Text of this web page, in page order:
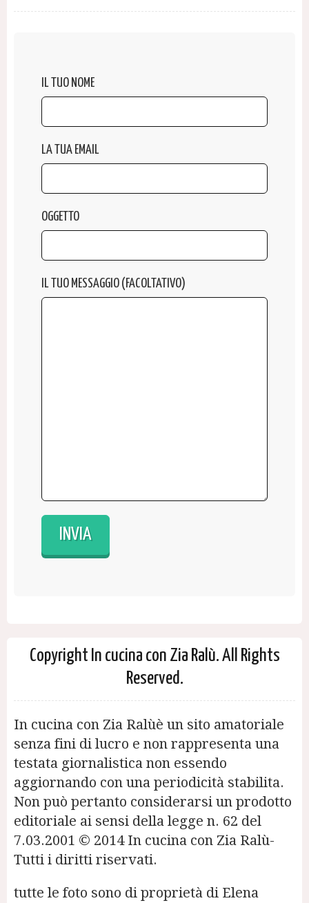
IL TUO NOME
LA TUA EMAIL
OGGETTO
IL TUO MESSAGGIO (FACOLTATIVO)
Copyright In cucina con Zia Ralù. All Rights
Reserved.
In cucina con Zia Ralùè un sito amatoriale
senza fini di lucro e non rappresenta una
testata giornalistica non essendo
aggiornando con una periodicità stabilita.
Non può pertanto considerarsi un prodotto
editoriale ai sensi della legge n. 62 del
7.03.2001 © 2014 In cucina con Zia Ralù-
Tutti i diritti riservati.
tutte le foto sono di proprietà di Elena